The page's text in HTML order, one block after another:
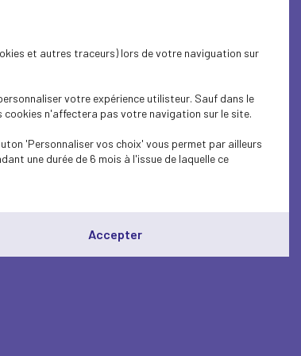
et autres traceurs) lors de votre naviguation sur
votre expérience utilisteur. Sauf dans le
cookies n'affectera pas votre navigation sur le site.
'Personnaliser vos choix' vous permet par ailleurs
une durée de 6 mois à l'issue de laquelle ce
Accepter